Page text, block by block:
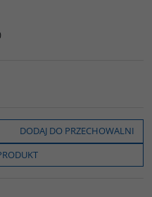
DODAJ DO PRZECHOWALNI